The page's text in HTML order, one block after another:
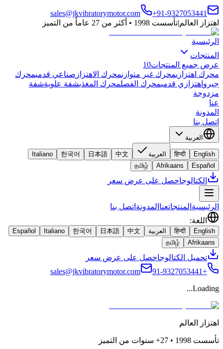
sales@jkvibratorymotor.com
+91-9327053441
اهتزاز العالم|تأسست 1998 • أكثر من 27 عاماً من التميز
الرئيسية
المنتجات
عرض جميع المنتجات10
محرك اهتزازيمحرك غير متوازنمحرك الاهتزاز صناعي قدميمحرك
جيرو اهتزازي قدميمحرك الفصلمحرك المغذيشفة علويةشفة
مزدوجة
عنا
المدونة
اتصل بنا
العربية
English
हिन्दी العربية 中文
日本語
한국어
Italiano
Español
Afrikaans
தமிழ்
الكتالوجاحصل على عرض سعر
الرئيسية المنتجاتعنا المدونة اتصل بنا
اللغة:
English
हिन्दी العربية 中文
日本語
한국어
Italiano
Español
Afrikaans
தமிழ்
تحميل الكتالوجاحصل على عرض سعر
+91-9327053441
sales@jkvibratorymotor.com
Loading...
اهتزاز العالم
تأسست سنوات من التميز